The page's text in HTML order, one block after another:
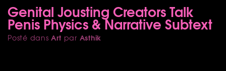
Genital Jousting Creators Talk
Penis Physics & Narrative Subtext
Posté dansArt par Asthik